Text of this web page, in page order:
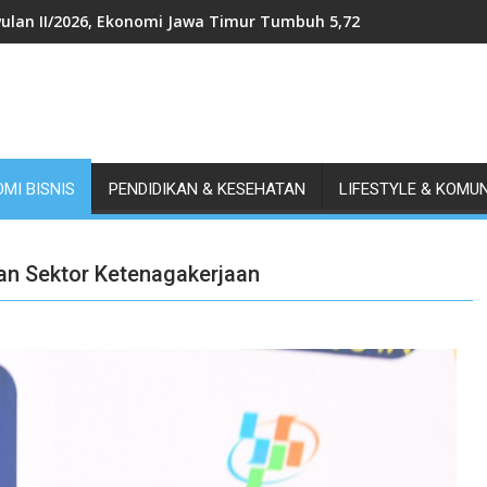
II/2026, Ekonomi Jawa Timur Tumbuh 5,72 Persen,
BISNIS PENDIDIKAN & KESEHATAN LIFESTYLE &
Sektor Ketenagakerjaan